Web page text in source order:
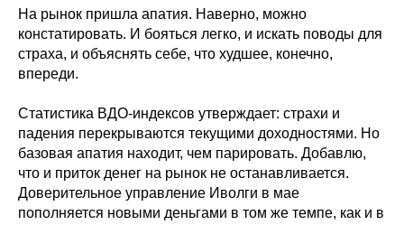
На рынок пришла апатия. Наверно, можно
констатировать. И бояться легко, и искать поводы для
страха, и объяснять себе, что худшее, конечно,
впереди.
Статистика ВДО-индексов утверждает: страхи и
падения перекрываются текущими доходностями. Но
базовая апатия находит, чем парировать. Добавлю,
что и приток денег на рынок не останавливается.
Доверительное управление Иволги в мае
пополняется новыми деньгами в том же темпе, как и в